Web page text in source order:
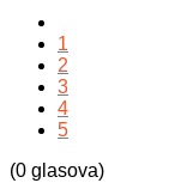
1
2
3
4
5
(0 glasova)